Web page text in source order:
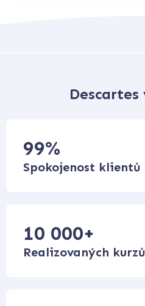
Descartes
99%
Spokojenost klientů
10 000+
Realizovaných kurzů